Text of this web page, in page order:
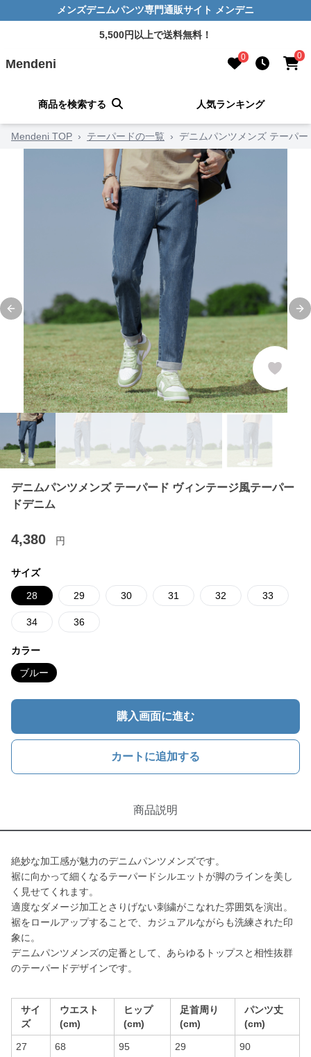
メンズデニムパンツ専門通販サイト メンデニ
5,500円以上で送料無料！
Mendeni 0 0
商品を検索する 人気ランキング
Mendeni TOP › テーパードの一覧 › デニムパンツメンズ テーパ
Previous slide
デニムパンツメンズ テーパード ヴィンテージ風テーパー
ドデニム
4,380 円
サイズ
28 29 30 31 32 33
34 36
カラー
ブルー
購入画面に進む
カートに追加する
商品説明
絶妙な加工感が魅力のデニムパンツメンズです。
裾に向かって細くなるテーパードシルエットが脚のラインを美し
く見せてくれます。
適度なダメージ加工とさりげない刺繍がこなれた雰囲気を演出。
裾をロールアップすることで、カジュアルながらも洗練された印
象に。
デニムパンツメンズの定番として、あらゆるトップスと相性抜群
のテーパードデザインです。
サイ
ズ
ウエスト
(cm)
ヒップ
(cm)
足首周り
(cm)
パンツ丈
(cm)
27 68 95 29 90